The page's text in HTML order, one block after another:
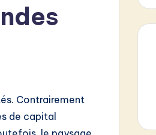
Contrairement
de capital